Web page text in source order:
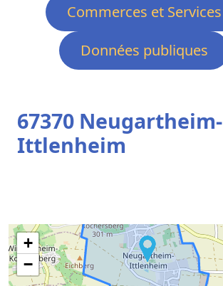
Commerces et Services
Données publiques
67370 Neugartheim-
Ittlenheim
+
−